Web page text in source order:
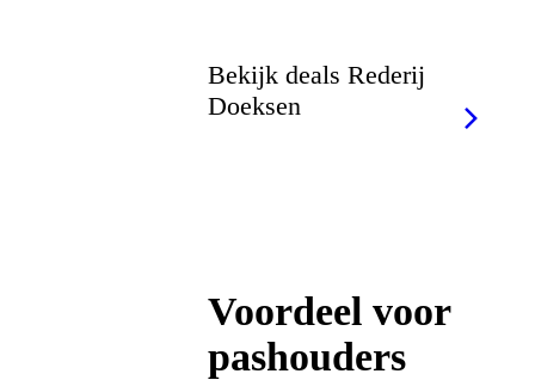
Bekijk deals Rederij
Doeksen
Voordeel voor
pashouders